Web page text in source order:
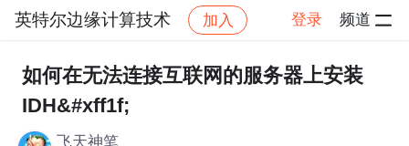
英特尔边缘计算技术 加入 登录 频道
社区 英特尔边缘计算技术 帖子详情
如何在无法连接互联网的服务器上安装
IDH&#xff1f;
飞天神笔